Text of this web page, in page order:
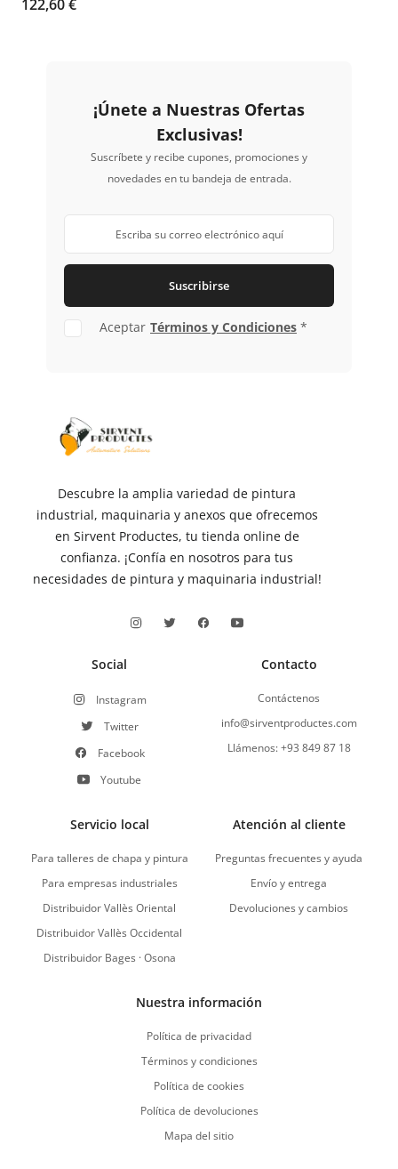
cóncavas y convexas
122,60 €
¡Únete a Nuestras Ofertas
Exclusivas!
Suscríbete y recibe cupones, promociones y
novedades en tu bandeja de entrada.
Suscribirse
Aceptar Términos y Condiciones *
Descubre la amplia variedad de pintura
industrial, maquinaria y anexos que ofrecemos
en Sirvent Productes, tu tienda online de
confianza. ¡Confía en nosotros para tus
necesidades de pintura y maquinaria industrial!
Social
Instagram
Twitter
Facebook
Youtube
Contacto
Contáctenos
info@sirventproductes.com
Llámenos: +93 849 87 18
Servicio local
Para talleres de chapa y pintura
Para empresas industriales
Distribuidor Vallès Oriental
Distribuidor Vallès Occidental
Distribuidor Bages · Osona
Atención al cliente
Preguntas frecuentes y ayuda
Envío y entrega
Devoluciones y cambios
Nuestra información
Política de privacidad
Términos y condiciones
Política de cookies
Política de devoluciones
Mapa del sitio